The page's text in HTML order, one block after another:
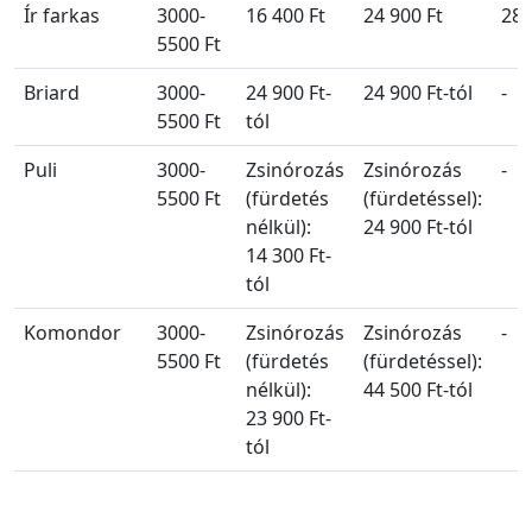
Ír farkas
3000-
5500 Ft
16 400 Ft 24 900 Ft 28
Briard
3000-
5500 Ft
24 900 Ft-
tól
24 900 Ft-tól -
Puli
3000-
5500 Ft
Zsinórozás
(fürdetés
nélkül):
14 300 Ft-
tól
Zsinórozás
(fürdetéssel):
24 900 Ft-tól
-
Komondor
3000-
5500 Ft
Zsinórozás
(fürdetés
nélkül):
23 900 Ft-
tól
Zsinórozás
(fürdetéssel):
44 500 Ft-tól
-